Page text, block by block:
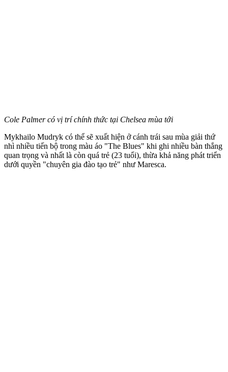
Cole Palmer có vị trí chính thức tại Chelsea mùa tới
Mykhailo Mudryk có thể sẽ xuất hiện ở cánh trái sau mùa giải thứ
nhì nhiều tiến bộ trong màu áo "The Blues" khi ghi nhiều bàn thắng
quan trọng và nhất là còn quá trẻ (23 tuổi), thừa khả năng phát triển
dưới quyền "chuyên gia đào tạo trẻ" như Maresca.